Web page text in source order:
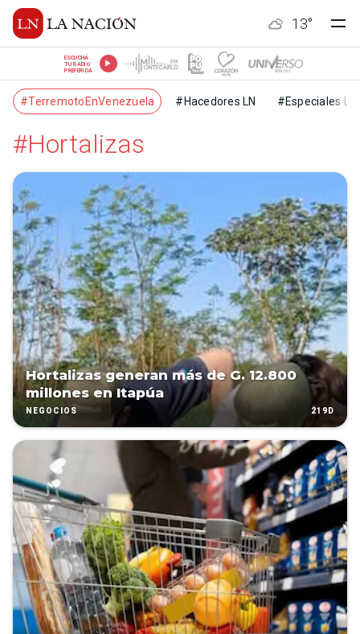
13°
ESCUCHÁ
TU RADIO
PREFERIDA
#TerremotoEnVenezuela #Hacedores LN #Especiales LN
#Hortalizas
Hortalizas generan más de G. 12.800
millones en Itapúa
NEGOCIOS 219D